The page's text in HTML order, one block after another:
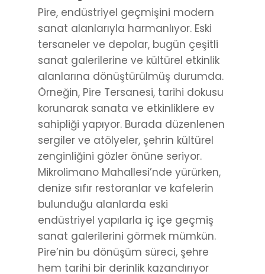
Pire, endüstriyel geçmişini modern
sanat alanlarıyla harmanlıyor. Eski
tersaneler ve depolar, bugün çeşitli
sanat galerilerine ve kültürel etkinlik
alanlarına dönüştürülmüş durumda.
Örneğin, Pire Tersanesi, tarihi dokusu
korunarak sanata ve etkinliklere ev
sahipliği yapıyor. Burada düzenlenen
sergiler ve atölyeler, şehrin kültürel
zenginliğini gözler önüne seriyor.
Mikrolimano Mahallesi’nde yürürken,
denize sıfır restoranlar ve kafelerin
bulunduğu alanlarda eski
endüstriyel yapılarla iç içe geçmiş
sanat galerilerini görmek mümkün.
Pire’nin bu dönüşüm süreci, şehre
hem tarihi bir derinlik kazandırıyor